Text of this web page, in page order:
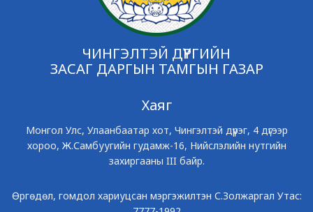
ЧИНГЭЛТЭЙ ДҮҮРГИЙН
ЗАСАГ ДАРГЫН ТАМГЫН ГАЗАР
Хаяг
Монгол Улс, Улаанбаатар хот, Чингэлтэй дүүрэг, 4 дүгээр
хороо, Ж.Самбуугийн гудамж-16, Нийслэлийн нутгийн
захиргааны III байр.
Өргөдөл, гомдол хариуцсан мэргэжилтэн С.Золжаргал Утас: